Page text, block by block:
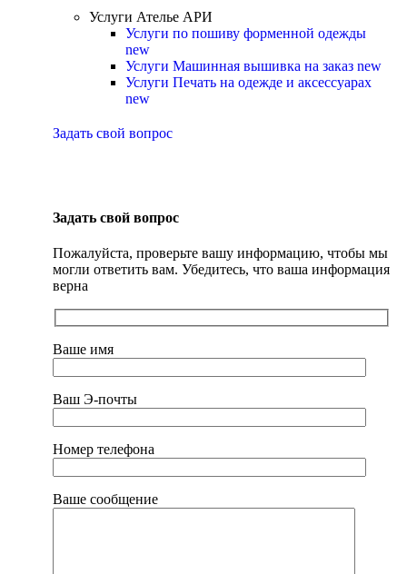
Услуги Ателье АРИ
Услуги по пошиву форменной одежды
new
Услуги Машинная вышивка на заказ new
Услуги Печать на одежде и аксессуарах
new
Задать свой вопрос
Задать свой вопрос
Пожалуйста, проверьте вашу информацию, чтобы мы
могли ответить вам. Убедитесь, что ваша информация
верна
Ваше имя
Ваш Э-почты
Номер телефона
Ваше сообщение